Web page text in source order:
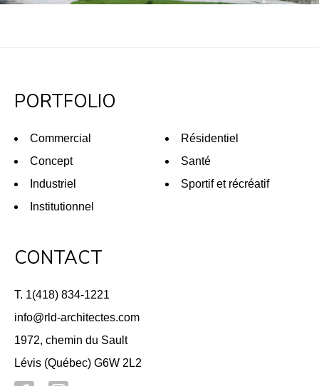
PORTFOLIO
Commercial
Concept
Industriel
Institutionnel
Résidentiel
Santé
Sportif et récréatif
CONTACT
T. 1(418) 834-1221
info@rld-architectes.com
1972, chemin du Sault
Lévis (Québec) G6W 2L2